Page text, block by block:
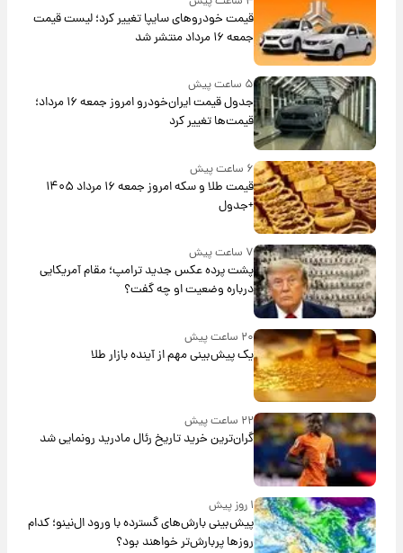
قیمت خودروهای سایپا تغییر کرد؛ لیست قیمت
جمعه ۱۶ مرداد منتشر شد
۵ ساعت پیش
جدول قیمت ایران‌خودرو امروز جمعه ۱۶ مرداد؛
قیمت‌ها تغییر کرد
۶ ساعت پیش
قیمت طلا و سکه امروز جمعه ۱۶ مرداد ۱۴۰۵
+جدول
۷ ساعت پیش
پشت پرده عکس جدید ترامپ؛ مقام آمریکایی
درباره وضعیت او چه گفت؟
۲۰ ساعت پیش
یک پیش‌بینی مهم از آینده بازار طلا
۲۲ ساعت پیش
گران‌ترین خرید تاریخ رئال مادرید رونمایی شد
۱ روز پیش
پیش‌بینی بارش‌های گسترده با ورود ال‌نینو؛ کدام
روزها پربارش‌تر خواهند بود؟